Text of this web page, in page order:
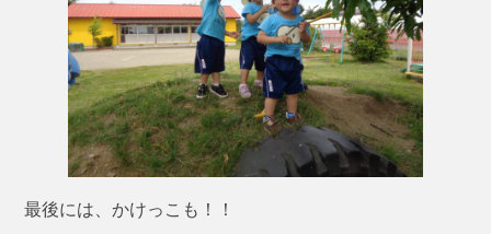
最後には、かけっこも！！